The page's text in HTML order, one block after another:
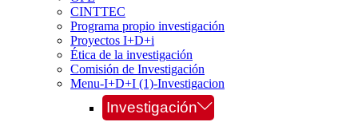
CINTTEC
Programa propio investigación
Proyectos I+D+i
Ética de la investigación
Comisión de Investigación
Menu-I+D+I (1)-Investigacion
Investigación